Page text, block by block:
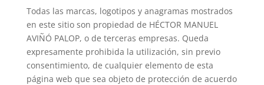
Todas las marcas, logotipos y anagramas mostrados
en este sitio son propiedad de HÉCTOR MANUEL
AVIÑÓ PALOP, o de terceras empresas. Queda
expresamente prohibida la utilización, sin previo
consentimiento, de cualquier elemento de esta
página web que sea objeto de protección de acuerdo